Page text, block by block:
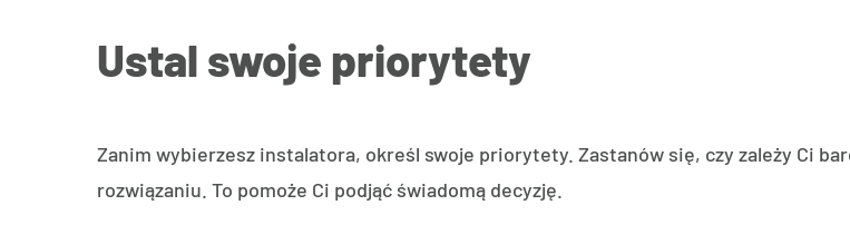
Ustal swoje priorytety
Zanim wybierzesz instalatora, określ swoje priorytety. Zastanów się, czy zależy Ci
rozwiązaniu. To pomoże Ci podjąć świadomą decyzję.